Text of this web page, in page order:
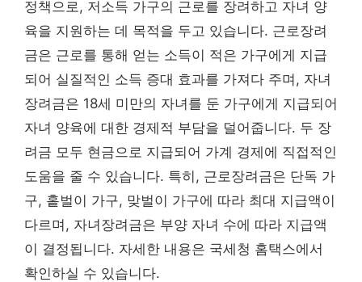
정책으로, 저소득 가구의 근로를 장려하고 자녀 양
육을 지원하는 데 목적을 두고 있습니다. 근로장려
금은 근로를 통해 얻는 소득이 적은 가구에게 지급
되어 실질적인 소득 증대 효과를 가져다 주며, 자녀
장려금은 18세 미만의 자녀를 둔 가구에게 지급되어
자녀 양육에 대한 경제적 부담을 덜어줍니다. 두 장
려금 모두 현금으로 지급되어 가계 경제에 직접적인
도움을 줄 수 있습니다. 특히, 근로장려금은 단독 가
구, 홑벌이 가구, 맞벌이 가구에 따라 최대 지급액이
다르며, 자녀장려금은 부양 자녀 수에 따라 지급액
이 결정됩니다. 자세한 내용은 국세청 홈택스에서
확인하실 수 있습니다.